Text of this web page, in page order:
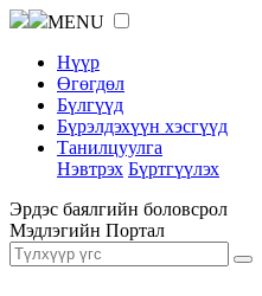
MENU
Нүүр
Өгөгдөл
Бүлгүүд
Бүрэлдэхүүн хэсгүүд
Танилцуулга
Нэвтрэх Бүртгүүлэх
Эрдэс баялгийн боловсрол
Мэдлэгийн Портал